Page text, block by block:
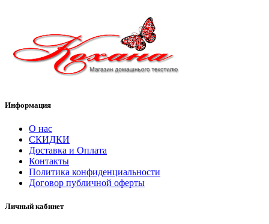
Информация
О нас
СКИДКИ
Доставка и Оплата
Контакты
Политика конфиденциальности
Договор публичной оферты
Личный кабинет